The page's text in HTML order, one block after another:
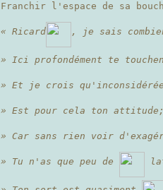
Franchir l'espace de sa
« Ricard , je sais
» Ici profondément te
» Et je crois qu'inconsidérée
» Est pour cela ton attitude;
» Car sans rien voir
» Tu n'as que peu de